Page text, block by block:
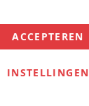
ACCEPTEREN
INSTELLINGEN